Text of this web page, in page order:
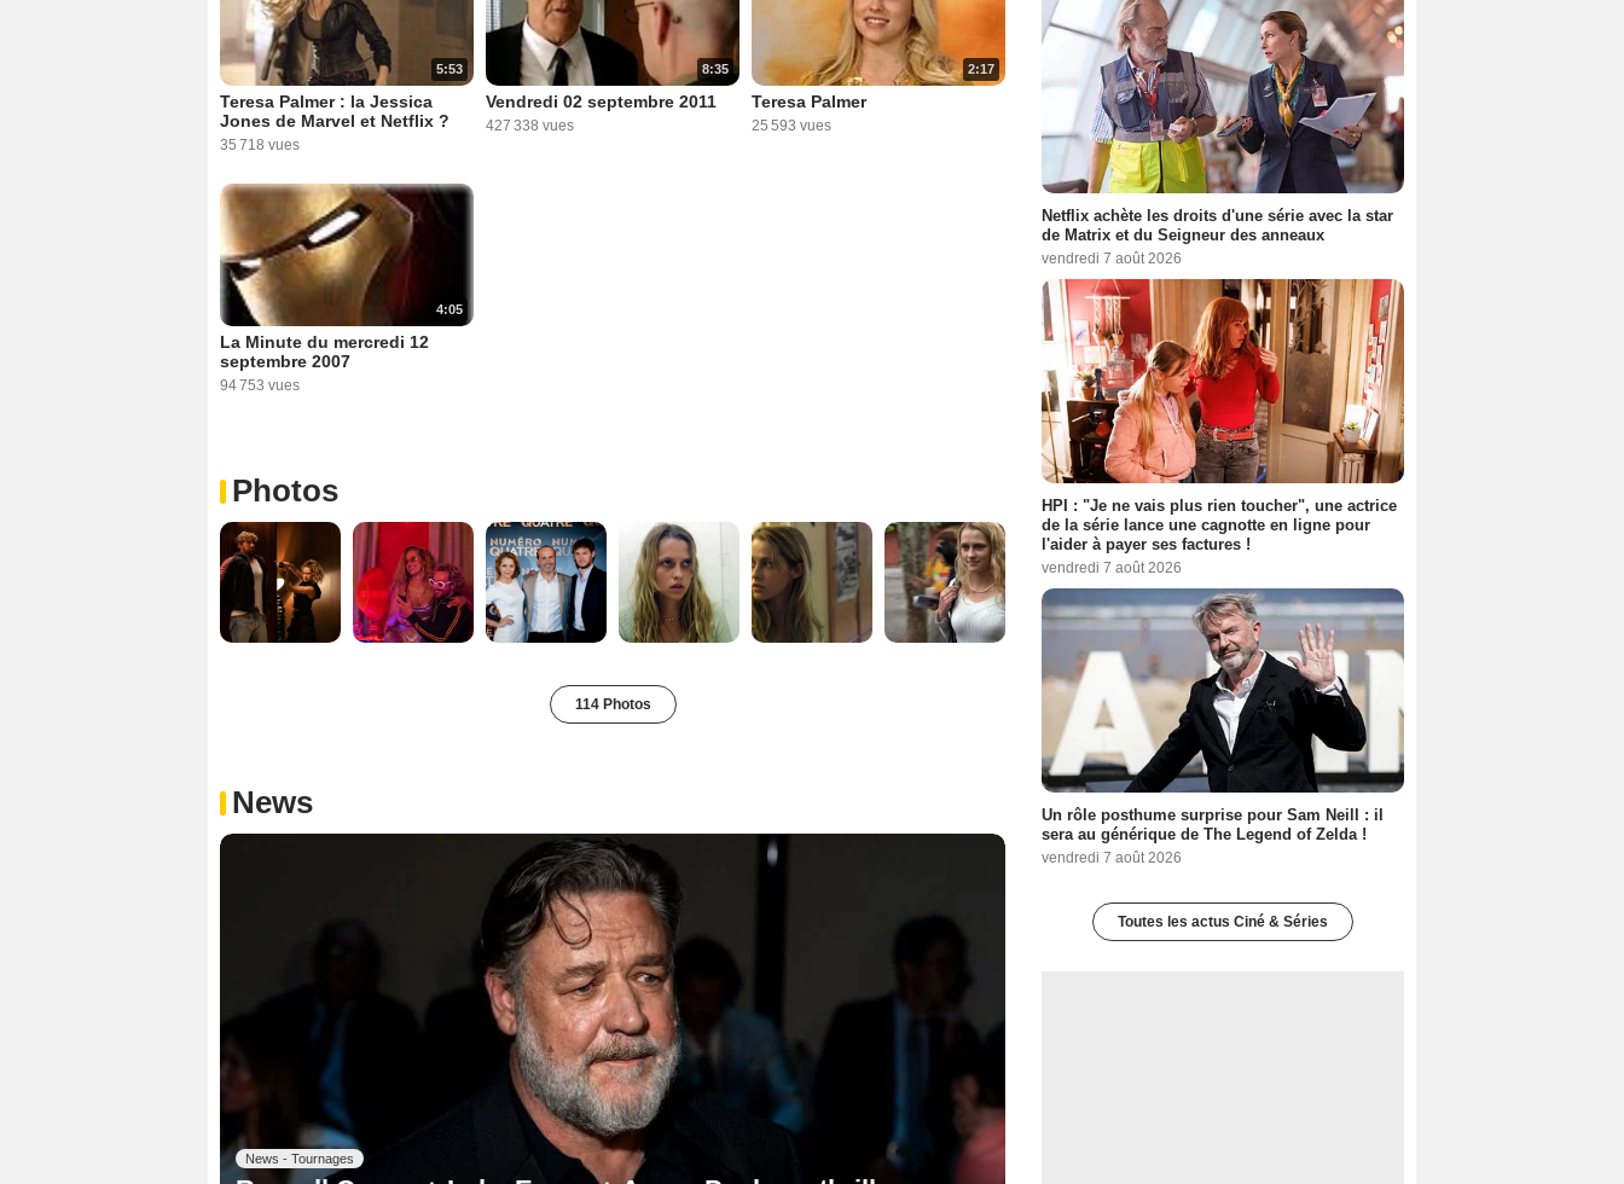
5:53
Teresa Palmer : la Jessica
Jones de Marvel et Netflix ?
35 718 vues
8:35
Vendredi 02 septembre 2011
427 338 vues
2:17
Teresa Palmer
25 593 vues
4:05
La Minute du mercredi 12
septembre 2007
94 753 vues
Photos
114 Photos
News
News - Tournages
Netflix achète les droits d'une série avec la star
de Matrix et du Seigneur des anneaux
vendredi 7 août 2026
HPI : "Je ne vais plus rien toucher", une actrice
de la série lance une cagnotte en ligne pour
l'aider à payer ses factures !
vendredi 7 août 2026
Un rôle posthume surprise pour Sam Neill : il
sera au générique de The Legend of Zelda !
vendredi 7 août 2026
Toutes les actus Ciné & Séries